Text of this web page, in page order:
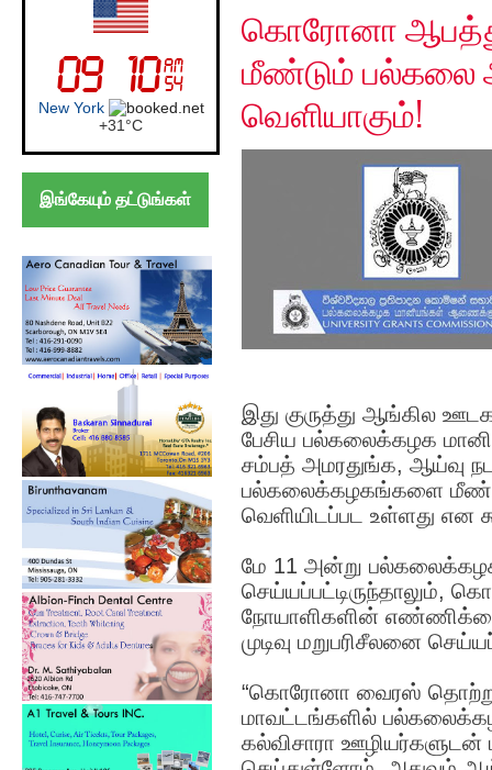
New York
+31°C
இங்கேயும் தட்டுங்கள்
கொரோனா
மீண்டும் பல்கலை
வெளியாகும்!
இது குருத்து ஆங்கில
பேசிய பல்கலைக்கழக
சம்பத் அமரதுங்க, ஆய்வு
பல்கலைக்கழகங்களை
வெளியிடப்பட உள்ளது என
மே 11 அன்று
செய்யப்பட்டிருந்தாலும்,
நோயாளிகளின்
முடிவு மறுபரிசீலனை
“கொரோனா வைரஸ்
மாவட்டங்களில்
கல்விசாரா ஊழியர்களுடன்